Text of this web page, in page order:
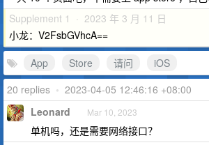
Supplement 1 · 2023 年 3 月 11 日
小龙：V2FsbGVhcA==
App
Store 请问
iOS
20 replies • 2023-04-05 12:46:16 +08:00
Leonard Mar 10, 2023
单机吗，还是需要网络接口？